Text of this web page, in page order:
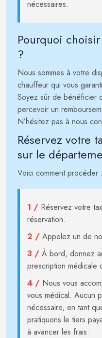
nécessaires.
Pourquoi choisir
?
Nous sommes à votre
chauffeur qui vous
Soyez sûr de bénéficier
percevoir un
N’hésitez pas à nous
Réservez votre
sur le
Voici comment procéder :
1 / Réservez votre
réservation.
2 / Appelez un de
3 / À bord, donnez
prescription médicale
4 / Nous vous
vous médical. Aucun
nécessaire, en tant
pratiquons le tiers
à avancer les frais.